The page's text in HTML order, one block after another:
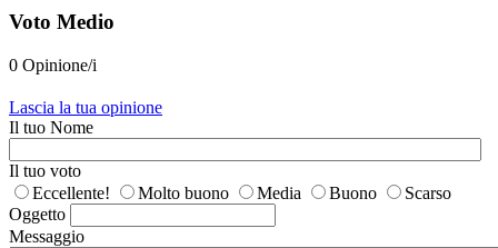
Voto Medio
0 Opinione/i
Lascia la tua opinione
Il tuo Nome
Il tuo voto
Eccellente!
Molto buono Media Buono
Scarso
Oggetto
Messaggio